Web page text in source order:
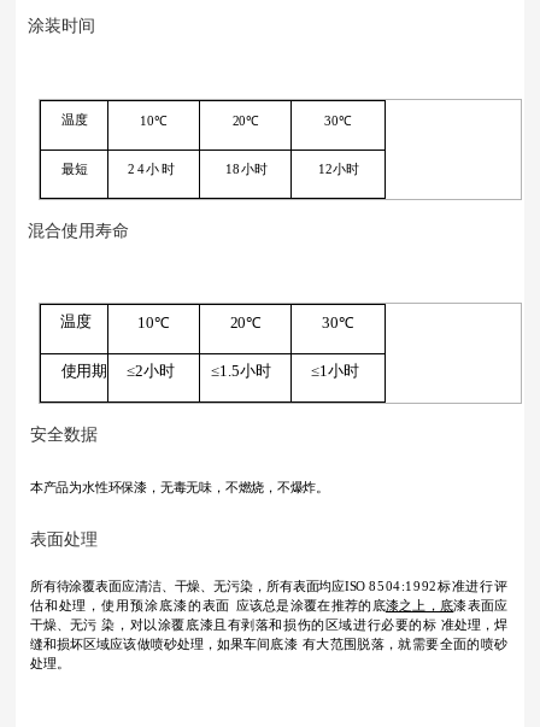
涂装时间
温度 10℃ 20℃ 30℃
最短 2 4小 时 18小时 12小时
混合使用寿命
温度 10℃ 20℃ 30℃
使用期 ≤2小时 ≤1.5小时 ≤1小时
安全数据
本产品为水性环保漆，无毒无味，不燃烧， 不爆炸。
表面处理
所有待涂覆表面应清洁、干燥、无污染，所有表面均应ISO 8504:1992标准进行评
估和处理，使用预涂底漆的表面 应该总是涂覆在推荐的底漆之上，底漆表面应
干燥、无污 染，对以涂覆底漆且有剥落和损伤的区域进行必要的标 准处理，焊
缝和损坏区域应该做喷砂处理，如果车间底漆 有大范围脱落，就需要全面的喷砂
处理。